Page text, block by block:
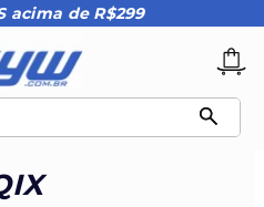
acima de R$299